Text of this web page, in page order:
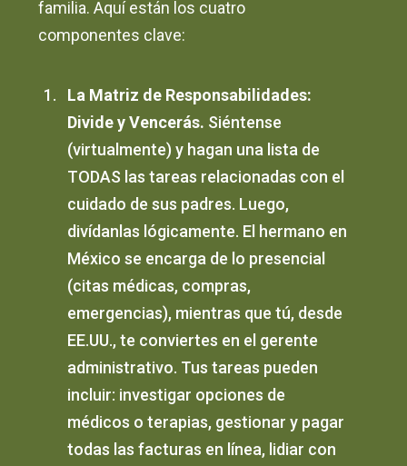
familia. Aquí están los cuatro
componentes clave:
La Matriz de Responsabilidades:
Divide y Vencerás. Siéntense
(virtualmente) y hagan una lista de
TODAS las tareas relacionadas con el
cuidado de sus padres. Luego,
divídanlas lógicamente. El hermano en
México se encarga de lo presencial
(citas médicas, compras,
emergencias), mientras que tú, desde
EE.UU., te conviertes en el gerente
administrativo. Tus tareas pueden
incluir: investigar opciones de
médicos o terapias, gestionar y pagar
todas las facturas en línea, lidiar con